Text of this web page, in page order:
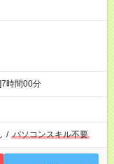
時間00分
/ パソコンスキル不要